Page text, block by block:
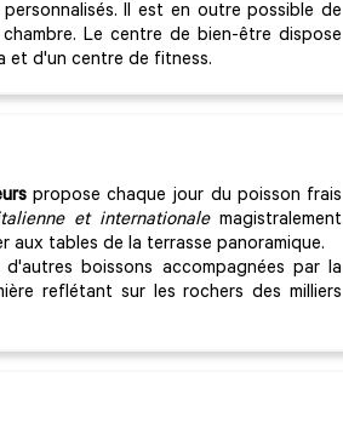
Il est en outre possible de
Le centre de bien-être dispose
et d'un centre de fitness.
propose chaque jour du poisson frais
et internationalemagistralement
aux tables de la terrasse panoramique.
boissons accompagnées par la
reflétant sur les rochers des milliers